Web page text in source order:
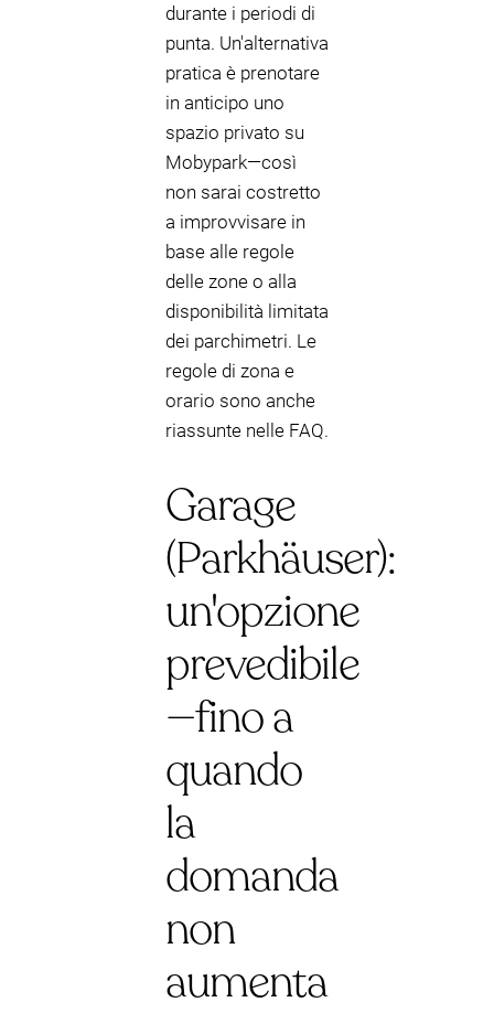
durante i periodi di
punta. Un'alternativa
pratica è prenotare
in anticipo uno
spazio privato su
Mobypark—così
non sarai costretto
a improvvisare in
base alle regole
delle zone o alla
disponibilità limitata
dei parchimetri. Le
regole di zona e
orario sono anche
riassunte nelle FAQ.
Garage
(Parkhäuser):
un'opzione
prevedibile
—fino a
quando
la
domanda
non
aumenta